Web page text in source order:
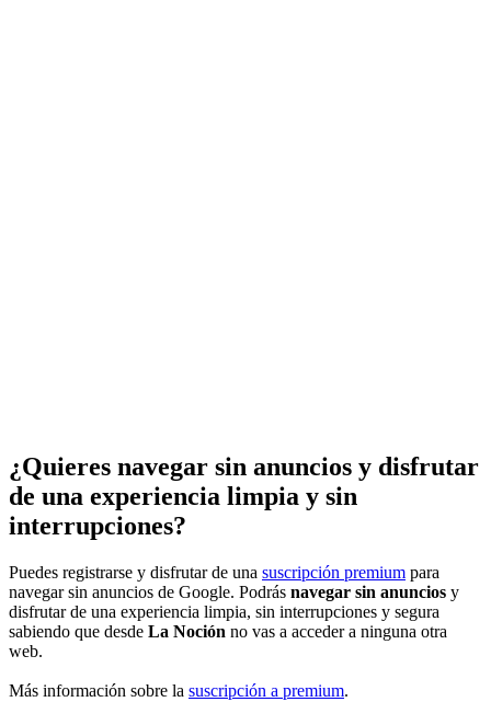
¿Quieres navegar sin anuncios y disfrutar
de una experiencia limpia y sin
interrupciones?
Puedes registrarse y disfrutar de una suscripción premium para
navegar sin anuncios de Google. Podrás navegar sin anuncios y
disfrutar de una experiencia limpia, sin interrupciones y segura
sabiendo que desde La Noción no vas a acceder a ninguna otra
web.
Más información sobre la suscripción a premium.